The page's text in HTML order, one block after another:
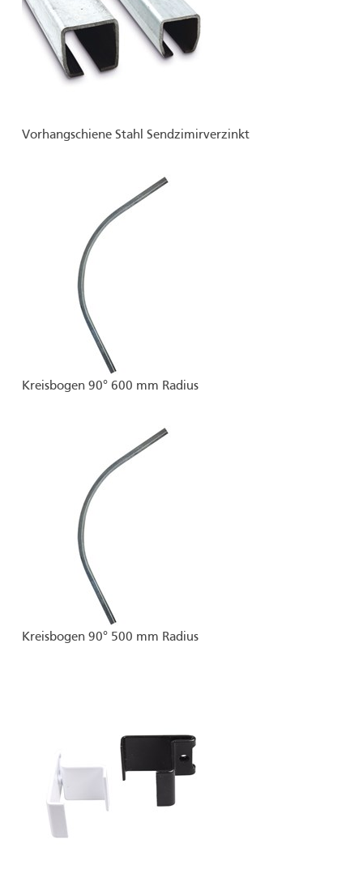
Vorhangschiene Stahl Sendzimirverzinkt
Kreisbogen 90° 600 mm Radius
Kreisbogen 90° 500 mm Radius